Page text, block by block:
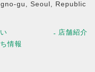
gu, Seoul, Republic
情報
店舗紹介